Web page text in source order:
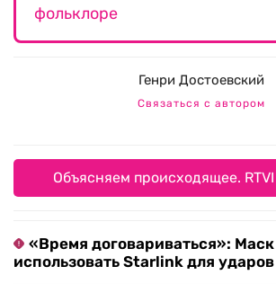
фольклоре
Генри Достоевский
Связаться с автором
Объясняем происходящее.
«Время договариваться»:
использовать Starlink для